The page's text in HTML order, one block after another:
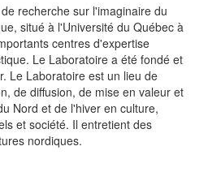
recherche sur l'imaginaire du
situé à l'Université du Québec à
centres d'expertise
Le Laboratoire a été fondé et
Le Laboratoire est un lieu de
de diffusion, de mise en valeur et
Nord et de l'hiver en culture,
et société. Il entretient des
nordiques.